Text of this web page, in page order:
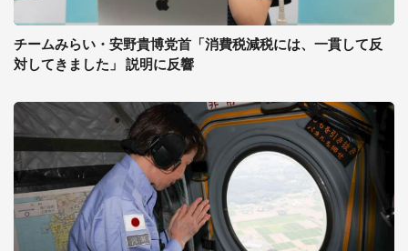
チームみらい・安野貴博党首「消費税減税には、一貫して反
対してきました」 説明に反響